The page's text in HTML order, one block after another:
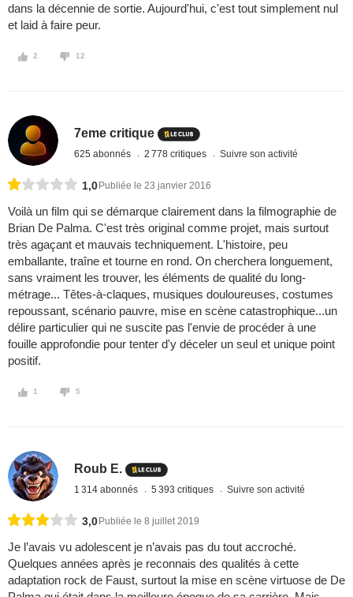
dans la décennie de sortie. Aujourd'hui, c'est tout simplement nul
et laid à faire peur.
2 12
7eme critique
625 abonnés 2 778 critiques Suivre son activité
1,0 Publiée le 23 janvier 2016
Voilà un film qui se démarque clairement dans la filmographie de
Brian De Palma. C'est très original comme projet, mais surtout
très agaçant et mauvais techniquement. L'histoire, peu
emballante, traîne et tourne en rond. On cherchera longuement,
sans vraiment les trouver, les éléments de qualité du long-
métrage... Têtes-à-claques, musiques douloureuses, costumes
repoussant, scénario pauvre, mise en scène catastrophique...un
délire particulier qui ne suscite pas l'envie de procéder à une
fouille approfondie pour tenter d'y déceler un seul et unique point
positif.
1 5
Roub E.
1 314 abonnés 5 393 critiques Suivre son activité
3,0 Publiée le 8 juillet 2019
Je l’avais vu adolescent je n’avais pas du tout accroché.
Quelques années après je reconnais des qualités à cette
adaptation rock de Faust, surtout la mise en scène virtuose de De